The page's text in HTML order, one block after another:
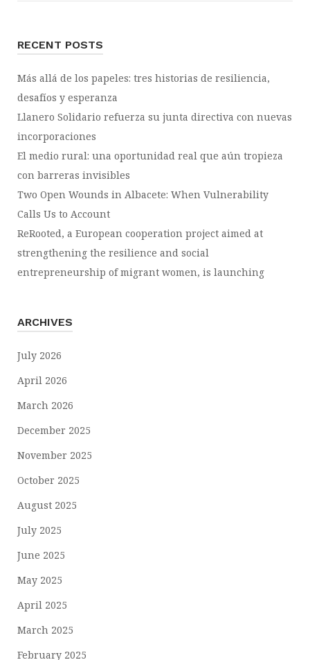
RECENT POSTS
Más allá de los papeles: tres historias de resiliencia,
desafíos y esperanza
Llanero Solidario refuerza su junta directiva con nuevas
incorporaciones
El medio rural: una oportunidad real que aún tropieza
con barreras invisibles
Two Open Wounds in Albacete: When Vulnerability
Calls Us to Account
ReRooted, a European cooperation project aimed at
strengthening the resilience and social
entrepreneurship of migrant women, is launching
ARCHIVES
July 2026
April 2026
March 2026
December 2025
November 2025
October 2025
August 2025
July 2025
June 2025
May 2025
April 2025
March 2025
February 2025